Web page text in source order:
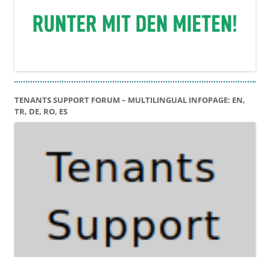
TENANTS SUPPORT FORUM – MULTILINGUAL INFOPAGE: EN,
TR, DE, RO, ES